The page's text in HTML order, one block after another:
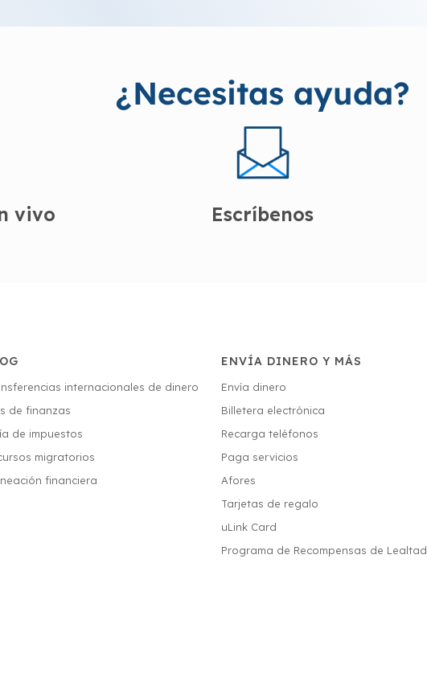
¿Necesitas ayuda?
vivo Escríbenos
internacionales de dinero
de finanzas
de impuestos
migratorios
financiera
ENVÍA DINERO Y MÁS
Envía dinero
Billetera electrónica
Recarga teléfonos
Paga servicios
Afores
Tarjetas de regalo
uLink Card
Programa de Recompensas de Lealtad